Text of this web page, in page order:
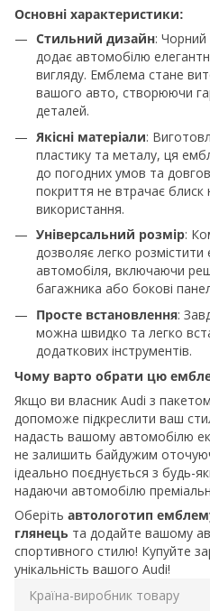
Основні характеристики:
Стильний дизайн: Чорний
додає автомобілю
вигляду. Емблема стане
вашого авто, створюючи
деталей.
Якісні матеріали:
пластику та металу, ця
до погодних умов та
покриття не втрачає блиск
використання.
Універсальний розмір:
дозволяє легко
автомобіля, включаючи
багажника або бокові
Просте встановлення:
можна швидко та легко
додаткових інструментів.
Чому варто обрати цю
Якщо ви власник Audi з
допоможе підкреслити ваш
надасть вашому автомобілю
не залишить байдужим
ідеально поєднується з будь-
надаючи автомобілю
Оберіть автологотип
глянець та додайте вашому
спортивного стилю! Купуйте
унікальність вашого Audi!
Країна-виробник товару